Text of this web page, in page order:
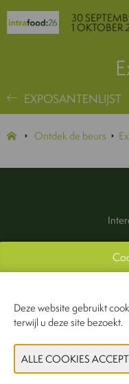
30
1 OKTOBER
EXPOSANTENLIJST
Ontdek de beurs
Deze website gebruikt
terwijl u deze site bezoekt.